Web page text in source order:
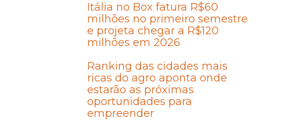
Itália no Box fatura R$60
milhões no primeiro semestre
e projeta chegar a R$120
milhões em 2026
Ranking das cidades mais
ricas do agro aponta onde
estarão as próximas
oportunidades para
empreender